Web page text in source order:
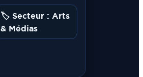
🏷️ Secteur : Arts
& Médias